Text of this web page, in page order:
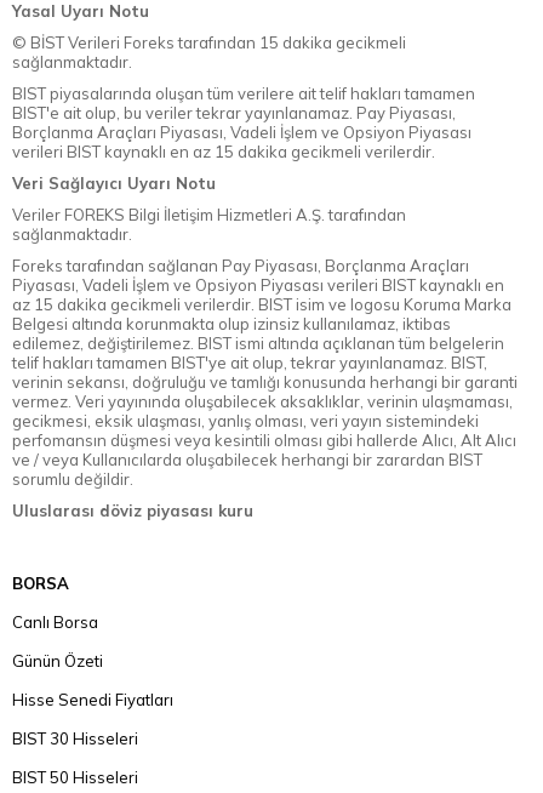
Yasal Uyarı Notu
© BİST Verileri Foreks tarafından 15 dakika gecikmeli
sağlanmaktadır.
BIST piyasalarında oluşan tüm verilere ait telif hakları tamamen
BIST'e ait olup, bu veriler tekrar yayınlanamaz. Pay Piyasası,
Borçlanma Araçları Piyasası, Vadeli İşlem ve Opsiyon Piyasası
verileri BIST kaynaklı en az 15 dakika gecikmeli verilerdir.
Veri Sağlayıcı Uyarı Notu
Veriler FOREKS Bilgi İletişim Hizmetleri A.Ş. tarafından
sağlanmaktadır.
Foreks tarafından sağlanan Pay Piyasası, Borçlanma Araçları
Piyasası, Vadeli İşlem ve Opsiyon Piyasası verileri BIST kaynaklı en
az 15 dakika gecikmeli verilerdir. BIST isim ve logosu Koruma Marka
Belgesi altında korunmakta olup izinsiz kullanılamaz, iktibas
edilemez, değiştirilemez. BIST ismi altında açıklanan tüm belgelerin
telif hakları tamamen BIST'ye ait olup, tekrar yayınlanamaz. BIST,
verinin sekansı, doğruluğu ve tamlığı konusunda herhangi bir garanti
vermez. Veri yayınında oluşabilecek aksaklıklar, verinin ulaşmaması,
gecikmesi, eksik ulaşması, yanlış olması, veri yayın sistemindeki
perfomansın düşmesi veya kesintili olması gibi hallerde Alıcı, Alt Alıcı
ve / veya Kullanıcılarda oluşabilecek herhangi bir zarardan BIST
sorumlu değildir.
Uluslarası döviz piyasası kuru
BORSA
Canlı Borsa
Günün Özeti
Hisse Senedi Fiyatları
BIST 30 Hisseleri
BIST 50 Hisseleri